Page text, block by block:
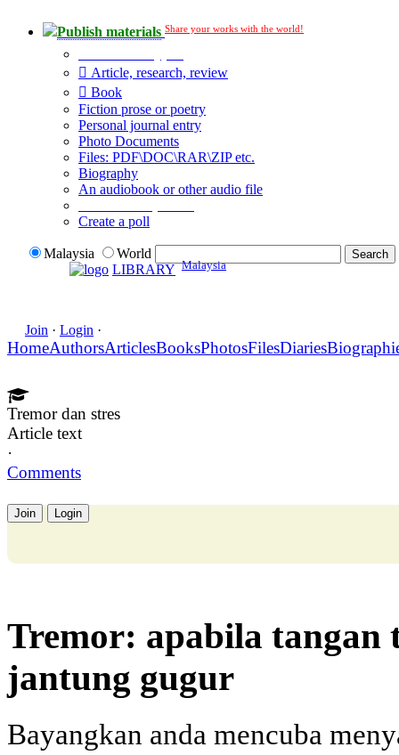
Publish materials Share your works with the world!
Article, research, review
Book
Fiction prose or poetry
Personal journal entry
Photo Documents
Files: PDF\DOC\RAR\ZIP etc.
Biography
An audiobook or other audio file
Create a poll
Malaysia
World
LIBRARY Malaysia
Join · Login ·
HomeAuthorsArticlesBooksPhotosFilesDiaries
Tremor dan stres
Article text
·
Comments
Join Login
Tremor: apabila tangan
jantung gugur
Bayangkan anda mencuba